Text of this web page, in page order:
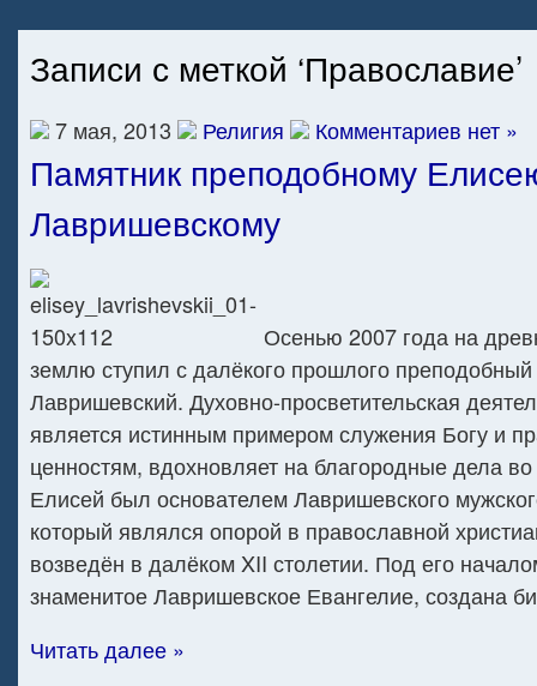
Записи с меткой ‘Православие’
7 мая, 2013 Религия Комментариев нет »
Памятник преподобному
Лавришевскому
Осенью 2007 года на
землю ступил с далёкого прошлого
Лавришевский. Духовно-просветительская
является истинным примером служения Богу и
ценностям, вдохновляет на благородные дела
Елисей был основателем Лавришевского
который являлся опорой в православной
возведён в далёком XII столетии. Под его
знаменитое Лавришевское Евангелие, создана
Читать далее »